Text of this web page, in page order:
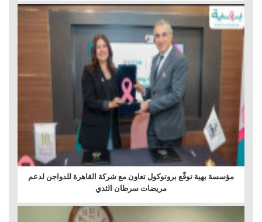
مؤسسة بهية توقّع بروتوكول تعاون مع شركة القاهرة للدواجن لدعم
مريضات سرطان الثدي